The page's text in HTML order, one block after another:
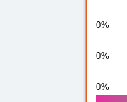
0%
0%
0%